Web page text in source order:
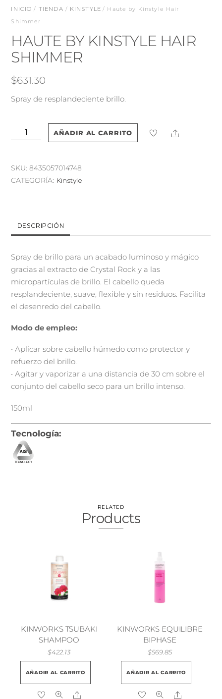
INICIO / TIENDA / KINSTYLE / Haute by Kinstyle Hair
Shimmer
HAUTE BY KINSTYLE HAIR
SHIMMER
$631.30
Spray de resplandeciente brillo.
Haute
by
Hair
Shimmer
AÑADIR AL CARRITO Share
SKU:8435057014748
CATEGORÍA: Kinstyle
DESCRIPCIÓN
Spray de brillo para un acabado luminoso y mágico
gracias al extracto de Crystal Rock y a las
micropartículas de brillo. El cabello queda
resplandeciente, suave, flexible y sin residuos. Facilita
el desenredo del cabello.
Modo de empleo:
• Aplicar sobre cabello húmedo como protector y
refuerzo del brillo.
• Agitar y vaporizar a una distancia de 30 cm sobre el
conjunto del cabello seco para un brillo intenso.
150ml
Tecnología:
RELATED
Products
KINWORKS TSUBAKI
SHAMPOO
$422.13
AÑADIR AL CARRITO
Share
KINWORKS EQUILIBRE
BIPHASE
$569.85
AÑADIR AL CARRITO
Share